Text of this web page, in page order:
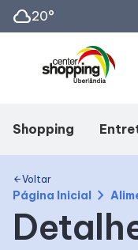
cloud20°
Shopping
Mapa Interno
Facilidades
arrow_backVoltar
Página Inicial chevron_right